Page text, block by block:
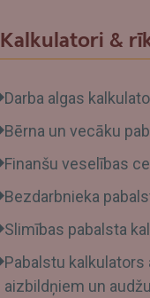
Kalkulatori &
Darba algas
Bērna un vecāku
Finanšu veselības
Bezdarbnieka
Slimības pabalsta
Pabalstu
aizbildņiem un